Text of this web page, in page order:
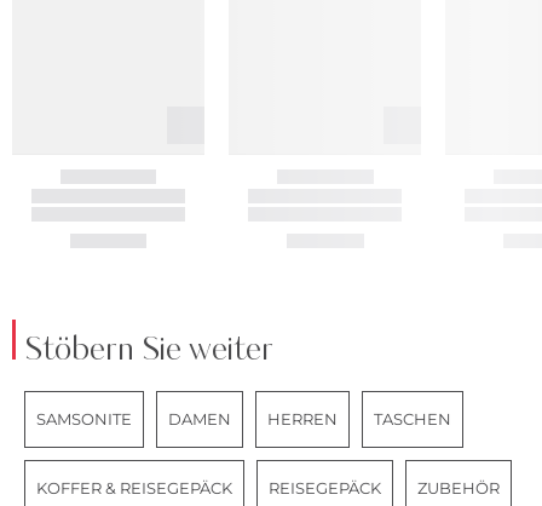
Stöbern Sie weiter
SAMSONITE DAMEN HERREN TASCHEN
KOFFER & REISEGEPÄCK REISEGEPÄCK ZUBEHÖR